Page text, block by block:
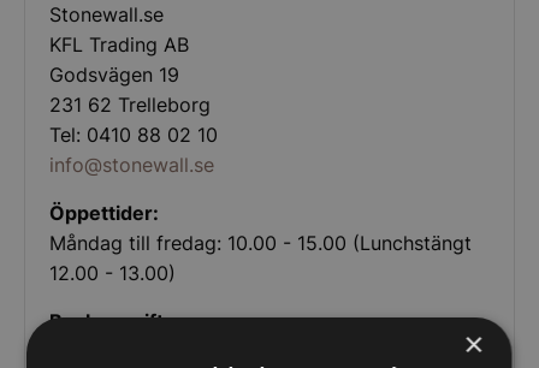
Stonewall.se
KFL Trading AB
Godsvägen 19
231 62 Trelleborg
Tel: 0410 88 02 10
info@stonewall.se
Öppettider:
Måndag till fredag: 10.00 - 15.00 (Lunchstängt
12.00 - 13.00)
Bankuppgifter:
Handelsbanken TrelleborgBankgiro: 852-7152×